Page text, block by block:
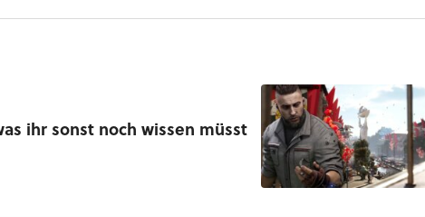
ihr sonst noch wissen müsst